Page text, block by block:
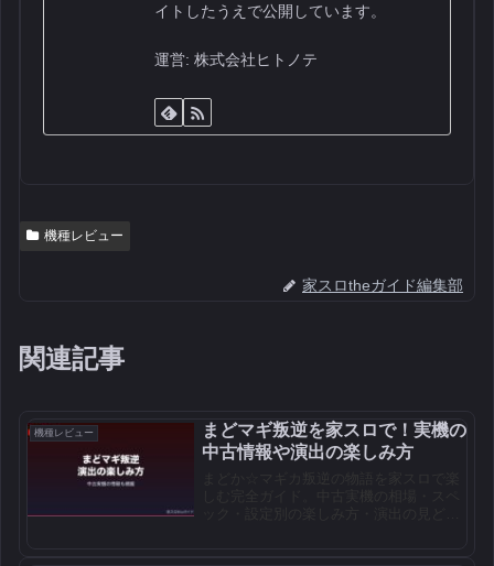
イトしたうえで公開しています。
運営: 株式会社ヒトノテ
機種レビュー
家スロtheガイド編集部
関連記事
機種レビュー
まどマギ叛逆を家スロで！実機の
中古情報や演出の楽しみ方